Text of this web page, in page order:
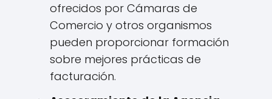
ofrecidos por Cámaras de
Comercio y otros organismos
pueden proporcionar formación
sobre mejores prácticas de
facturación.